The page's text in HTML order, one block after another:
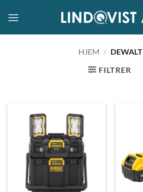
HJEM / DEWALT
FILTRER